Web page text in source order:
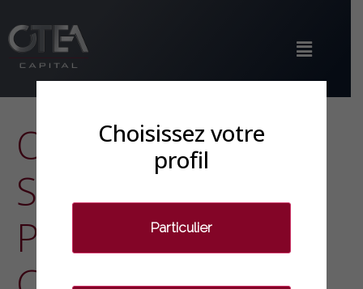
OTEA CAPITAL
SPONSOR DE LA
PLUS GRANDE
Choisissez votre
profil
Particulier